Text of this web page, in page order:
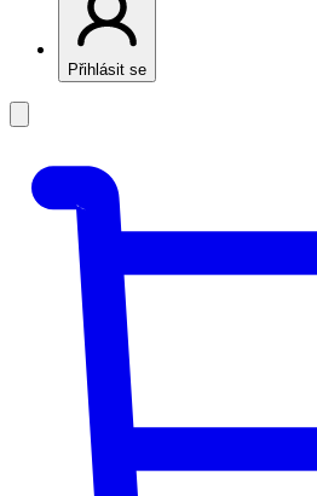
Přihlásit se